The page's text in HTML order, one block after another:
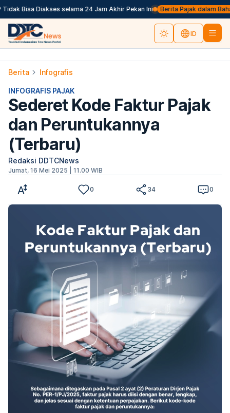
Bisa Diakses selama 24 Jam Akhir Pekan Ini Berita Pajak dalam
ID
Berita Infografis
INFOGRAFIS PAJAK
Sederet Kode Faktur Pajak
dan Peruntukannya
(Terbaru)
Redaksi DDTCNews
Jumat, 16 Mei 2025 | 11.00 WIB
0 34 0